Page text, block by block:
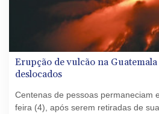
Erupção de vulcão na
deslocados
Centenas de pessoas permaneciam
feira (4), após serem retiradas de